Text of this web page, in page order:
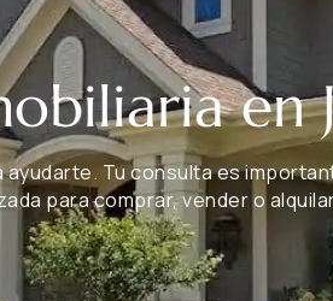
en
ayudarte. Tu consulta es
para comprar, vender o